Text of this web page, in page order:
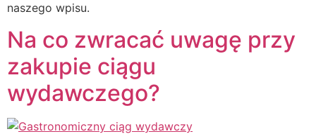
naszego wpisu.
Na co zwracać uwagę przy
zakupie ciągu
wydawczego?